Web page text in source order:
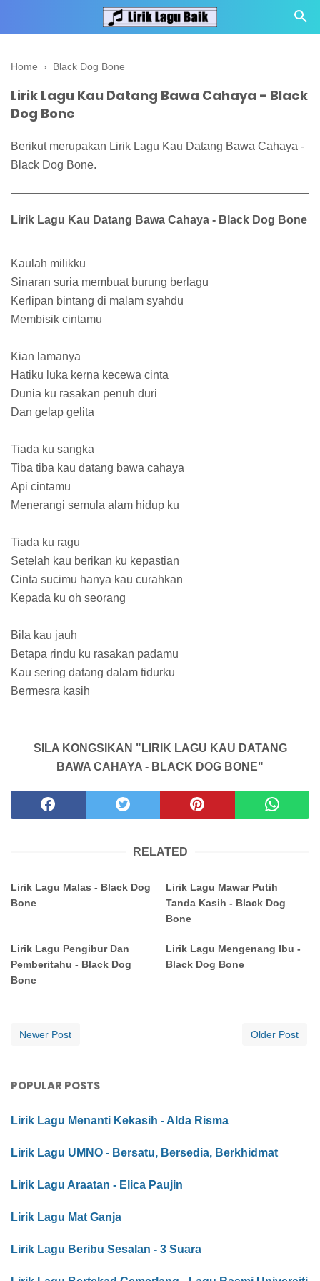
Home › Black Dog Bone
Lirik Lagu Kau Datang Bawa Cahaya - Black
Dog Bone
Berikut merupakan Lirik Lagu Kau Datang Bawa Cahaya -
Black Dog Bone.
Lirik Lagu Kau Datang Bawa Cahaya - Black Dog Bone
Kaulah milikku
Sinaran suria membuat burung berlagu
Kerlipan bintang di malam syahdu
Membisik cintamu
Kian lamanya
Hatiku luka kerna kecewa cinta
Dunia ku rasakan penuh duri
Dan gelap gelita
Tiada ku sangka
Tiba tiba kau datang bawa cahaya
Api cintamu
Menerangi semula alam hidup ku
Tiada ku ragu
Setelah kau berikan ku kepastian
Cinta sucimu hanya kau curahkan
Kepada ku oh seorang
Bila kau jauh
Betapa rindu ku rasakan padamu
Kau sering datang dalam tidurku
Bermesra kasih
SILA KONGSIKAN "LIRIK LAGU KAU DATANG
BAWA CAHAYA - BLACK DOG BONE"
RELATED
Lirik Lagu Malas - Black Dog
Bone
Lirik Lagu Mawar Putih
Tanda Kasih - Black Dog
Bone
Lirik Lagu Pengibur Dan
Pemberitahu - Black Dog
Bone
Lirik Lagu Mengenang Ibu -
Black Dog Bone
Newer Post Older Post
POPULAR POSTS
Lirik Lagu Menanti Kekasih - Alda Risma
Lirik Lagu UMNO - Bersatu, Bersedia, Berkhidmat
Lirik Lagu Araatan - Elica Paujin
Lirik Lagu Mat Ganja
Lirik Lagu Beribu Sesalan - 3 Suara